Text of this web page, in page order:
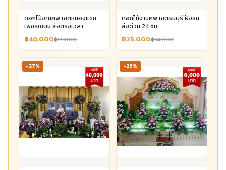
ดอกไม้งานศพ เขตหนองแขม
เพชรเกษม ส่งตรงเวลา
฿40,000฿55,000
ดอกไม้งานศพ เขตธนบุรี ฝั่งธน
ส่งด่วน 24 ชม.
฿25,000฿34,000
-27% -29%